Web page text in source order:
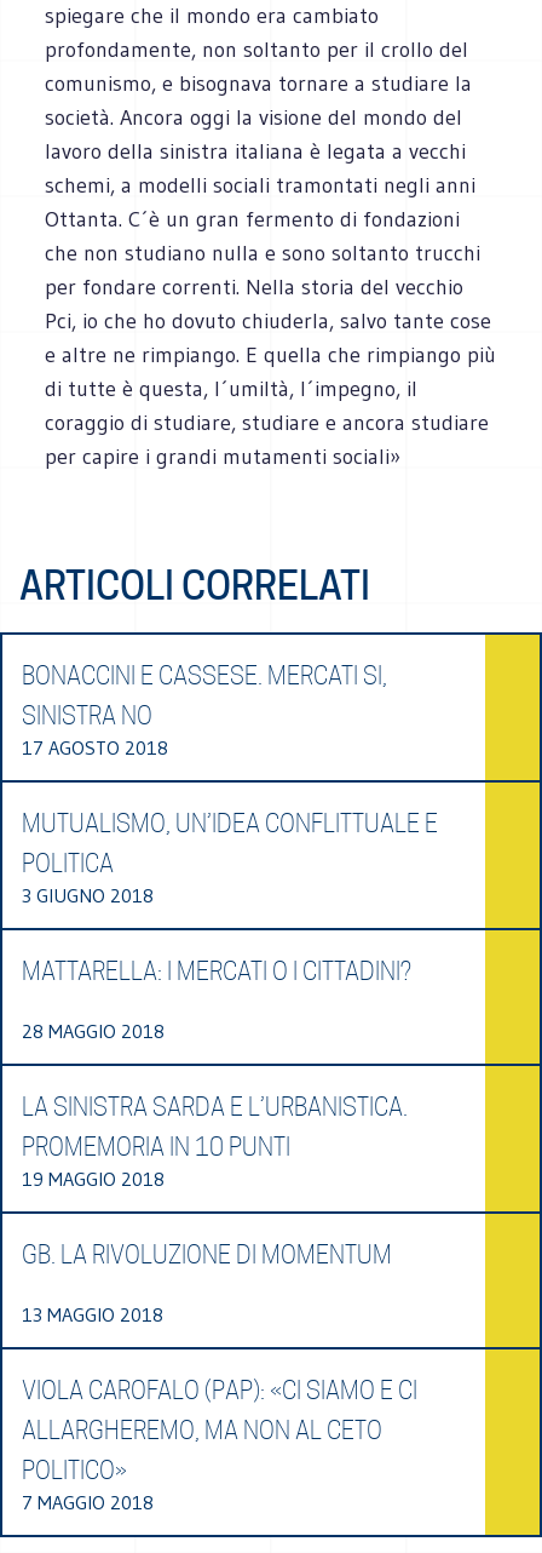
spiegare che il mondo era cambiato
profondamente, non soltanto per il crollo del
comunismo, e bisognava tornare a studiare la
società. Ancora oggi la visione del mondo del
lavoro della sinistra italiana è legata a vecchi
schemi, a modelli sociali tramontati negli anni
Ottanta. C´è un gran fermento di fondazioni
che non studiano nulla e sono soltanto trucchi
per fondare correnti. Nella storia del vecchio
Pci, io che ho dovuto chiuderla, salvo tante cose
e altre ne rimpiango. E quella che rimpiango più
di tutte è questa, l´umiltà, l´impegno, il
coraggio di studiare, studiare e ancora studiare
per capire i grandi mutamenti sociali»
ARTICOLI CORRELATI
BONACCINI E CASSESE. MERCATI SI,
SINISTRA NO
17 AGOSTO 2018
MUTUALISMO, UN’IDEA CONFLITTUALE E
POLITICA
3 GIUGNO 2018
MATTARELLA: I MERCATI O I CITTADINI?
28 MAGGIO 2018
LA SINISTRA SARDA E L’URBANISTICA.
PROMEMORIA IN 10 PUNTI
19 MAGGIO 2018
GB. LA RIVOLUZIONE DI MOMENTUM
13 MAGGIO 2018
VIOLA CAROFALO (PAP): «CI SIAMO E CI
ALLARGHEREMO, MA NON AL CETO
POLITICO»
7 MAGGIO 2018